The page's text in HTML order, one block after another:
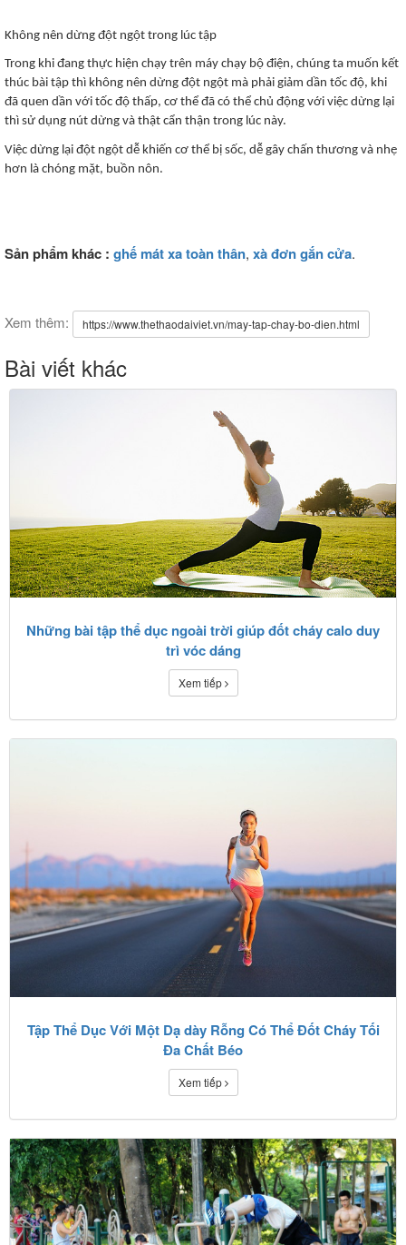
Không nên dừng đột ngột trong lúc tập
Trong khi đang thực hiện chạy trên máy chạy bộ điện, chúng ta muốn kết
thúc bài tập thì không nên dừng đột ngột mà phải giảm dần tốc độ, khi
đã quen dần với tốc độ thấp, cơ thể đã có thể chủ động với việc dừng lại
thì sử dụng nút dừng và thật cẩn thận trong lúc này.
Việc dừng lại đột ngột dễ khiến cơ thể bị sốc, dễ gây chấn thương và nhẹ
hơn là chóng mặt, buồn nôn.
Sản phẩm khác : ghế mát xa toàn thân, xà đơn gắn cửa.
Xem thêm: https://www.thethaodaiviet.vn/may-tap-chay-bo-dien.html
Bài viết khác
Những bài tập thể dục ngoài trời giúp đốt cháy calo duy
trì vóc dáng
Xem tiếp
Tập Thể Dục Với Một Dạ dày Rỗng Có Thể Đốt Cháy Tối
Đa Chất Béo
Xem tiếp